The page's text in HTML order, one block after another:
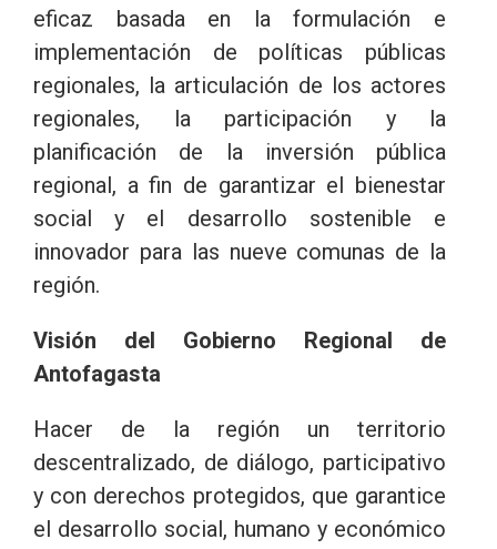
eficaz basada en la formulación e
implementación de políticas públicas
regionales, la articulación de los actores
regionales, la participación y la
planificación de la inversión pública
regional, a fin de garantizar el bienestar
social y el desarrollo sostenible e
innovador para las nueve comunas de la
región.
Visión del Gobierno Regional de
Antofagasta
Hacer de la región un territorio
descentralizado, de diálogo, participativo
y con derechos protegidos, que garantice
el desarrollo social, humano y económico